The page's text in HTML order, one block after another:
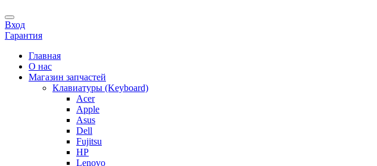
Вход
Гарантия
Главная
О нас
Магазин запчастей
Клавиатуры (Keyboard)
Acer
Apple
Asus
Dell
Fujitsu
HP
Lenovo